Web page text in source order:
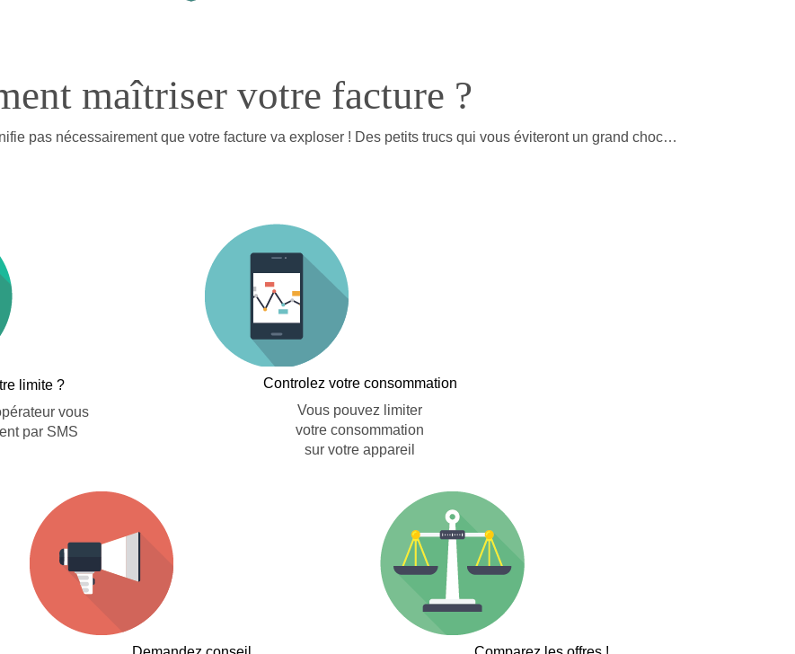
maîtriser votre facture ?
pas nécessairement que votre facture va exploser ! Des petits trucs qui vous éviteront un grand choc…
limite ?
vous
par SMS
Controlez votre consommation
Vous pouvez limiter
votre consommation
sur votre appareil